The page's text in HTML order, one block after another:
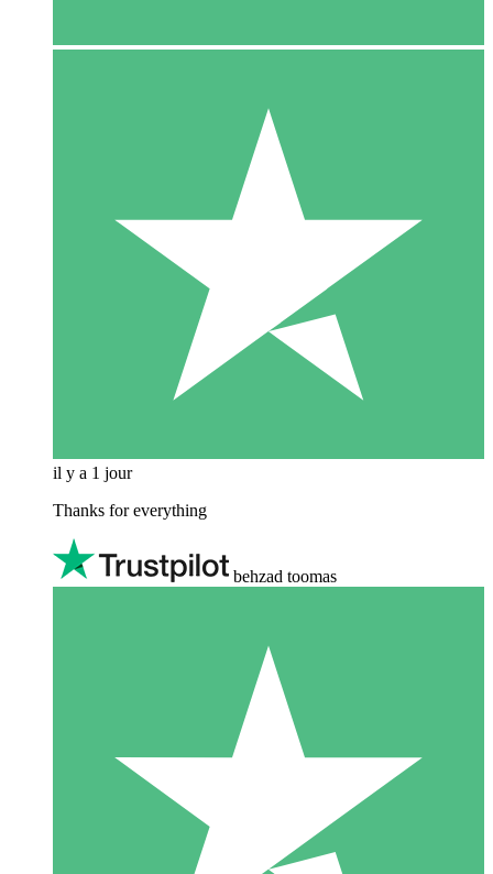
il y a 1 jour
Thanks for everything
behzad toomas